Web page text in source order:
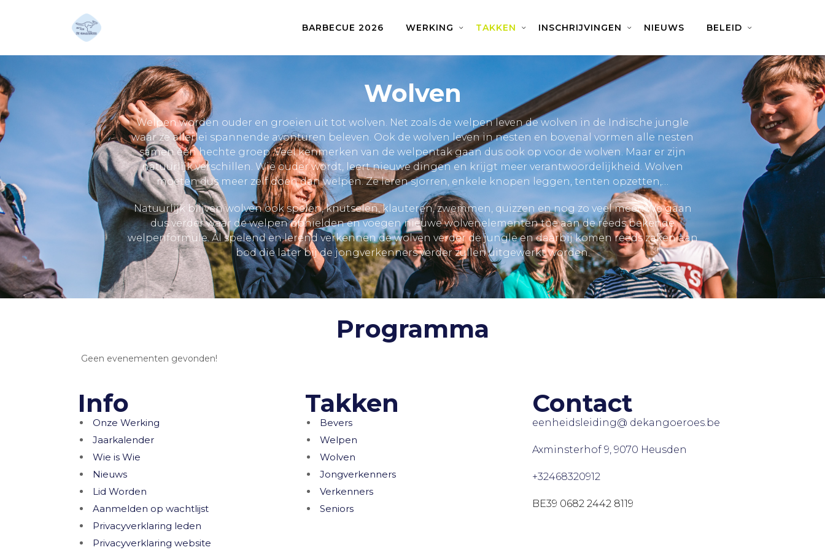
BARBECUE 2026 WERKING TAKKEN INSCHRIJVINGEN NIEUWS BELEID
Wolven
Welpen worden ouder en groeien uit tot wolven. Net zoals de welpen leven de wolven in de Indische jungle
waar ze allerlei spannende avonturen beleven. Ook de wolven leven in nesten en bovenal vormen alle nesten
samen één hechte groep. Veel kenmerken van de welpentak gaan dus ook op voor de wolven. Maar er zijn
natuurlijk verschillen. Wie ouder wordt, leert nieuwe dingen en krijgt meer verantwoordelijkheid. Wolven
moeten dus meer zelf doen dan welpen. Ze leren sjorren, enkele knopen leggen, tenten opzetten,…
Natuurlijk blijven wolven ook spelen, knutselen, klauteren, zwemmen, quizzen en nog zo veel meer. We gaan
dus verder waar de welpen ophielden en voegen nieuwe wolvenelementen toe aan de reeds bekende
welpenformule. Al spelend en lerend verkennen de wolven verder de jungle en daarbij komen reeds zaken aan
bod die later bij de jongverkenners verder zullen uitgewerkt worden.
Programma
Geen evenementen gevonden!
Info
Onze Werking
Jaarkalender
Wie is Wie
Nieuws
Lid Worden
Aanmelden op wachtlijst
Privacyverklaring leden
Privacyverklaring website
Takken
Bevers
Welpen
Wolven
Jongverkenners
Verkenners
Seniors
Contact
eenheidsleiding@ dekangoeroes.be
Axminsterhof 9, 9070 Heusden
+32468320912
BE39 0682 2442 8119